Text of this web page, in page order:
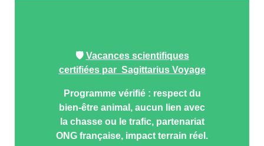
🛡️ Vacances scientifiques
certifiées par Sagittarius Voyage
Programme vérifié : respect du
bien-être animal, aucun lien avec
la chasse ou le trafic, partenariat
ONG française, impact terrain réel.